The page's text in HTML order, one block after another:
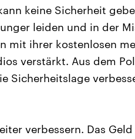
keine Sicherheit
leiden und in der
mit ihrer kostenlosen
verstärkt. Aus dem
Sicherheitslage
verbessern. Das